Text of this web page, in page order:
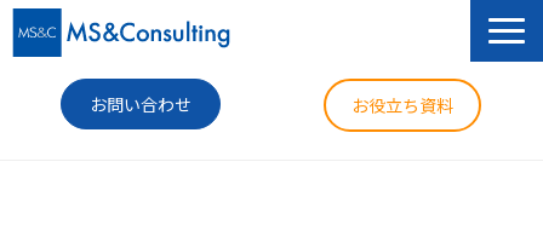
お問い合わせ お役立ち資料